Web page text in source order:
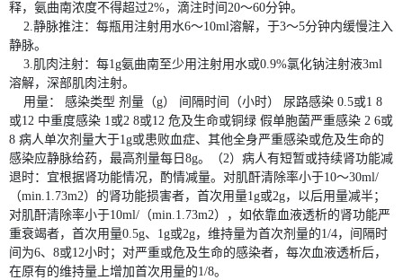
释，氨曲南浓度不得超过2%，滴注时间20～60分钟。
2.静脉推注：每瓶用注射用水6～10ml溶解，于3～5分钟内缓慢注入
静脉。
3.肌肉注射：每1g氨曲南至少用注射用水或0.9%氯化钠注射液3ml
溶解，深部肌肉注射。
用量： 感染类型 剂量（g） 间隔时间（小时） 尿路感染 0.5或1 8
或12 中重度感染 1或2 8或12 危及生命或铜绿 假单胞菌严重感染 2 6或
8 病人单次剂量大于1g或患败血症、其他全身严重感染或危及生命的
感染应静脉给药，最高剂量每日8g。（2）病人有短暂或持续肾功能减
退时：宜根据肾功能情况，酌情减量。对肌酐清除率小于10～30ml/
（min.1.73m2）的肾功能损害者，首次用量1g或2g，以后用量减半；
对肌酐清除率小于10ml/（min.1.73m2），如依靠血液透析的肾功能严
重衰竭者，首次用量0.5g、1g或2g，维持量为首次剂量的1/4，间隔时
间为6、8或12小时；对严重或危及生命的感染者，每次血液透析后，
在原有的维持量上增加首次用量的1/8。